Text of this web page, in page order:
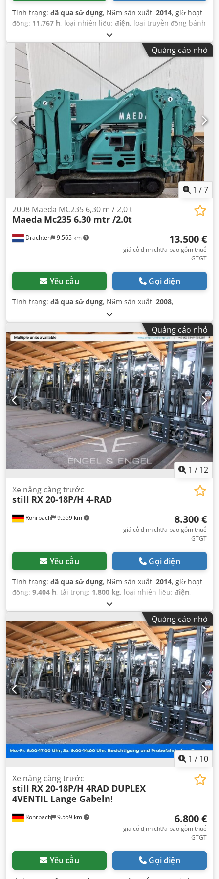
Tình trạng: đã qua sử dụng, Năm sản xuất: 2014, giờ hoạt
động: 11.767 h, loại nhiên liệu: điện, loại truyền động bánh
11.767 km
08/2014, hệ thống treo:khác, số chỗ ngồi:1, cabin lái:
khác
, hạng mục khí thải: , nhiên liệu:điện, Thiết
bị:
máy tính trên xe,
Quảng cáo nhỏ
1 /7
Drachten 9.565 km
2008 Maeda MC235 6,30 m / 2,0 t
Maeda Mc235 6.30 mtr /2.0t
13.500 €
giá cố định chưa bao gồm thuế
GTGT
Yêu cầu Gọi điện
Tình trạng: đã qua sử dụng, Năm sản xuất: 2008,
Quảng cáo nhỏ
1 / 12
Rohrbach 9.559 km
Xe nâng càng trước
still RX 20-18P/H 4-RAD
8.300 €
giá cố định chưa bao gồm thuế
GTGT
Yêu cầu Gọi điện
Tình trạng: đã qua sử dụng, Năm sản xuất: 2014, giờ hoạt
động: 9.404 h, tải trọng: 1.800 kg, loại nhiên liệu: điện,
11 kW (14,96 mã lực)
răng:tự động, trọng lượng không tải:3.326 kg, màu sắc:
xám, số km đã đi:9.404 km, đăng ký lần đầu:09/2014,
trọng lượng tải tối đa:1.800 kg, hệ thống treo:khác, số chỗ
ngồi:1, cabin lái:khác, chiều dài cơ sở:1.448 mm, hạng
mục khí thải:không có, nhiên liệu:điện, Thiết bị:
máy tính
trên xe,
Quảng cáo nhỏ
1 / 10
Rohrbach 9.559 km
Xe nâng càng trước
still RX 20-18P/H 4RAD DUPLEX
4VENTIL Lange Gabeln!
6.800 €
giá cố định chưa bao gồm thuế
GTGT
Yêu cầu Gọi điện